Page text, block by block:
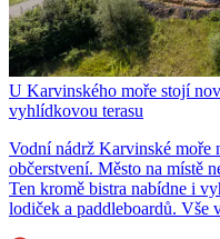
U Karvinského moře stojí
vyhlídkovou terasu
Vodní nádrž Karvinské moře
občerstvení. Město na místě
Ten kromě bistra nabídne i
lodiček a paddleboardů. Vše